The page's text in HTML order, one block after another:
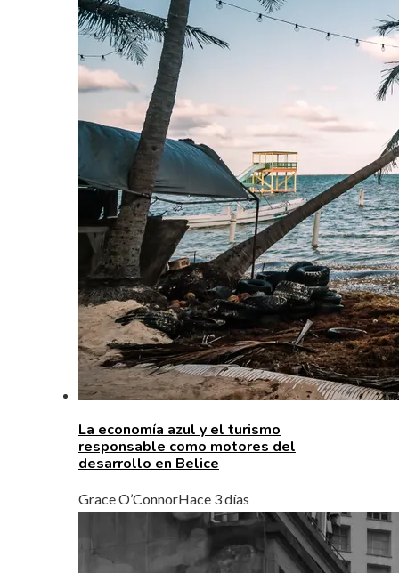
La economía azul y el turismo
responsable como motores del
desarrollo en Belice
Grace O’ConnorHace 3 días